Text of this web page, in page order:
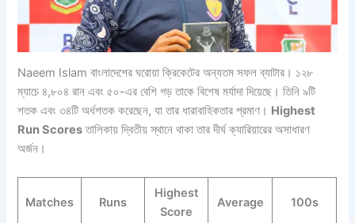
Naeem Islam বাংলাদেশের ঘরোয়া ক্রিকেটের অন্যতম সফল ব্যাটার। ১২৮
ম্যাচে ৪,৮০৪ রান এবং ৫০-এর বেশি গড় তাকে বিশেষ মর্যাদা দিয়েছে। তিনি ৯টি
শতক এবং ৩৪টি অর্ধশতক করেছেন, যা তার ধারাবাহিকতার প্রমাণ। Highest
Run Scoresতালিকায় দ্বিতীয় স্থানে থাকা তার দীর্ঘ ক্যারিয়ারের অসাধারণ
অর্জন।
Matches Runs
Highest
Score
Average 100s